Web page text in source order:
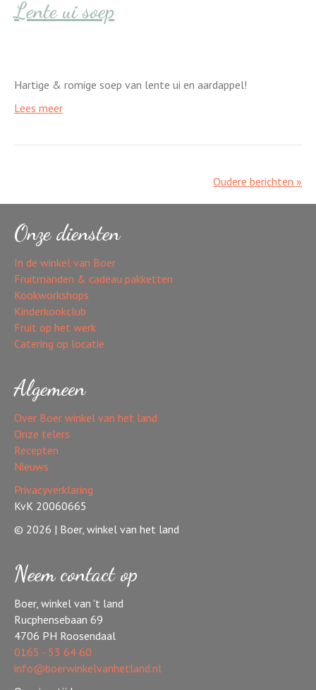
Lente ui soep
Hartige & romige soep van lente ui en aardappel!
Lees meer
Oudere berichten »
Onze diensten
In de winkel van Boer
Fruitmanden & cadeau pakketten
Kookworkshops
Kinderkookclub
Fruit op het werk
Catering op locatie
Algemeen
Over Boer winkel van het land
Onze telers
Recepten
Nieuws
Privacyverklaring
KvK 20060665
© 2026 | Boer, winkel van het land
Neem contact op
Boer, winkel van 't land
Rucphensebaan 69
4706 PH Roosendaal
0165 - 53 64 60
info@boerwinkelvanhetland.nl